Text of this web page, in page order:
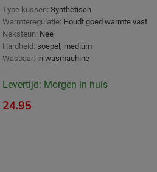
Type kussen: Synthetisch
Warmteregulatie: Houdt goed warmte vast
Neksteun: Nee
Hardheid: soepel, medium
Wasbaar: in wasmachine
Levertijd: Morgen in huis
24.95